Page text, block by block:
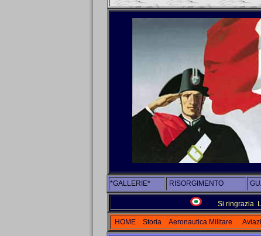
*GALLERIE* RISORGIMENTO
Si ringrazia
HOME Storia Aeronautica Militare